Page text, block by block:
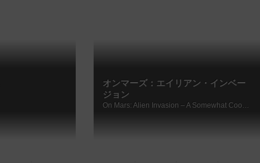
オンマーズ：エイリアン・インベー
ジョン
On Mars: Alien Invasion – A Somewhat Cooperative Expansion